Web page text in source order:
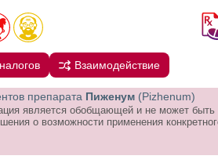
Взаимодействие
препарата Пиженум (Pizhenum)
является обобщающей и не может быть
о возможности применения